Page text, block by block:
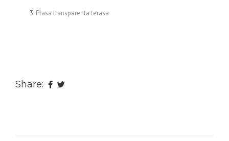
Plasa transparenta terasa
Share: